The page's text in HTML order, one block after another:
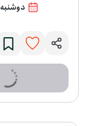
دوشنبه 11 اسفند